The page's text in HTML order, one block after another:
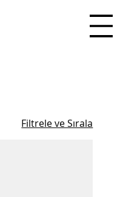
Filtrele ve Sırala